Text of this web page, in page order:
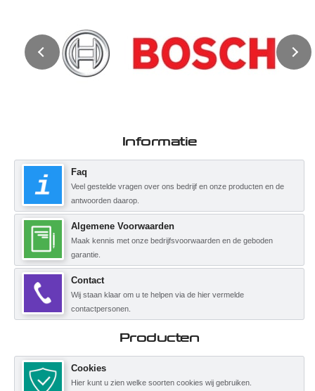
Informatie
Faq
Veel gestelde vragen over ons bedrijf en onze producten en de
antwoorden daarop.
Algemene Voorwaarden
Maak kennis met onze bedrijfsvoorwaarden en de geboden
garantie.
Contact
Wij staan klaar om u te helpen via de hier vermelde
contactpersonen.
Producten
Cookies
Hier kunt u zien welke soorten cookies wij gebruiken.